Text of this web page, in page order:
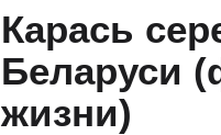
Карась
Беларуси
жизни)